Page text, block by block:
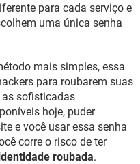
para cada serviço e
uma única senha
mais simples, essa
para roubarem suas
as sofisticadas
hoje, puder
e você usar essa senha
corre o risco de ter
roubada.